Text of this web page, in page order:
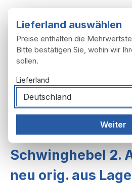
Schwinghebel 2.
neu orig. aus
Lieferland auswählen
Preise enthalten die
Bitte bestätigen Sie, wohin wir
sollen.
Lieferland
Weiter